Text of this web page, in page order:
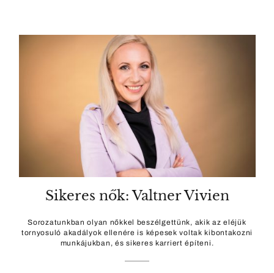
Sikeres nők: Valtner Vivien
Sorozatunkban olyan nőkkel beszélgettünk, akik az eléjük
tornyosuló akadályok ellenére is képesek voltak kibontakozni
munkájukban, és sikeres karriert építeni.